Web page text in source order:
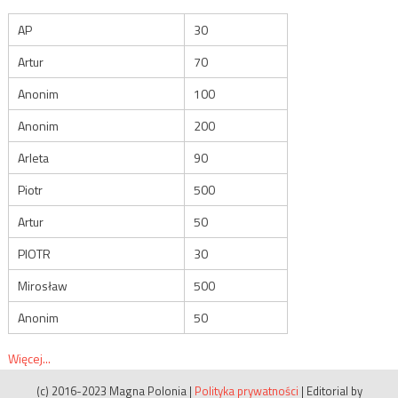
AP
30
Artur
70
Anonim
100
Anonim
200
Arleta
90
Piotr
500
Artur
50
PIOTR
30
Mirosław
500
Anonim
50
Więcej...
(c) 2016-2023 Magna Polonia | Polityka prywatności | Editorial by